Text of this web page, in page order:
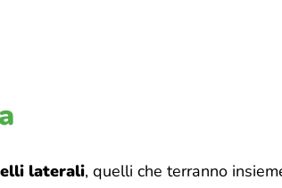
laterali, quelli che terranno